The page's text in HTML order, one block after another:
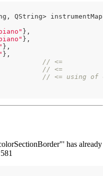
QString>
},
},
},
},
// <=
// <=
// <= using of
has already